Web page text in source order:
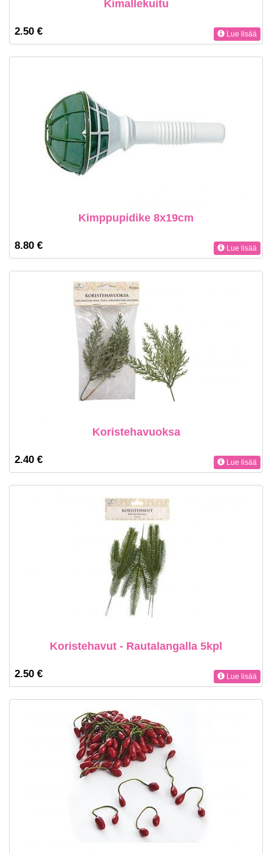
Kimallekuitu
2.50 € Lue lisää
Kimppupidike 8x19cm
8.80 € Lue lisää
Koristehavuoksa
2.40 € Lue lisää
Koristehavut - Rautalangalla 5kpl
2.50 € Lue lisää